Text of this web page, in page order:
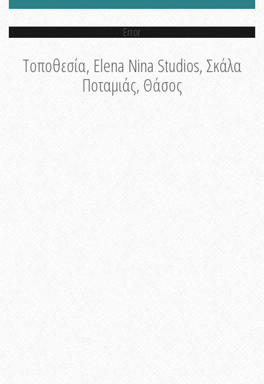
Error
Τοποθεσία, Elena Nina Studios, Σκάλα
Ποταμιάς, Θάσος